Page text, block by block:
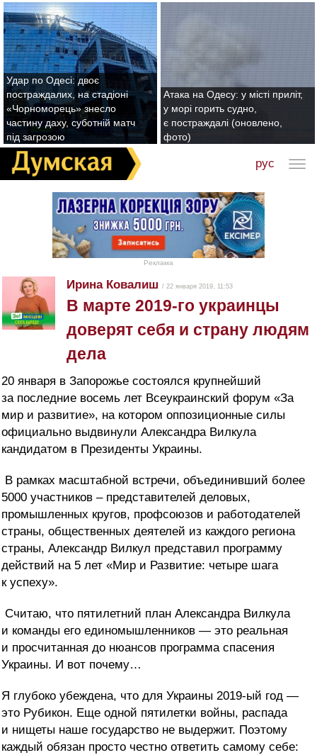
Удар по Одесі: двоє
постраждалих, на стадіоні
«Чорноморець» знесло
частину даху, суботній матч
під загрозою
Атака на Одесу: у місті приліт,
у морі горить судно,
є постраждалі (оновлено,
фото)
рус
Реклама
Ирина Ковалиш / 22 января 2019, 11:53
В марте 2019-го украинцы
доверят себя и страну людям
дела
20 января в Запорожье состоялся крупнейший
за последние восемь лет Всеукраинский форум «За
мир и развитие», на котором оппозиционные силы
официально выдвинули Александра Вилкула
кандидатом в Президенты Украины.
В рамках масштабной встречи, объединивший более
5000 участников – представителей деловых,
промышленных кругов, профсоюзов и работодателей
страны, общественных деятелей из каждого региона
страны, Александр Вилкул представил программу
действий на 5 лет «Мир и Развитие: четыре шага
к успеху».
Считаю, что пятилетний план Александра Вилкула
и команды его единомышленников — это реальная
и просчитанная до нюансов программа спасения
Украины. И вот почему…
Я глубоко убеждена, что для Украины 2019-ый год —
это Рубикон. Еще одной пятилетки войны, распада
и нищеты наше государство не выдержит. Поэтому
каждый обязан просто честно ответить самому себе: